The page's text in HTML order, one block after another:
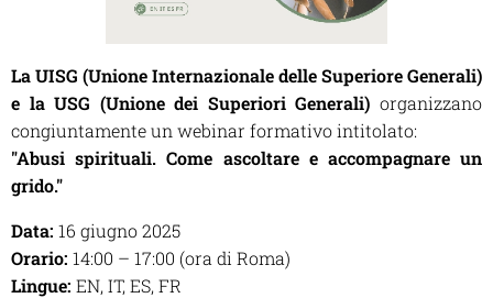
La UISG (Unione Internazionale delle Superiore Generali)
e la USG (Unione dei Superiori Generali) organizzano
congiuntamente un webinar formativo intitolato:
"Abusi spirituali. Come ascoltare e accompagnare un
grido."
Data: 16 giugno 2025
Orario: 14:00 – 17:00 (ora di Roma)
Lingue: EN, IT, ES, FR